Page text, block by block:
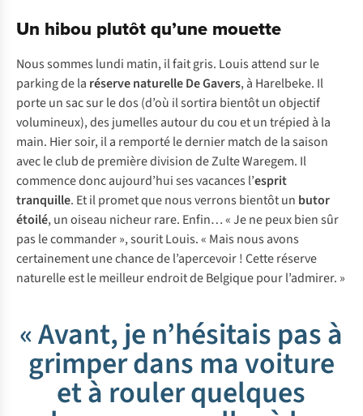
Un hibou plutôt qu’une mouette
Nous sommes lundi matin, il fait gris. Louis attend sur le
parking de la réserve naturelle De Gavers, à Harelbeke. Il
porte un sac sur le dos (d’où il sortira bientôt un objectif
volumineux), des jumelles autour du cou et un trépied à la
main. Hier soir, il a remporté le dernier match de la saison
avec le club de première division de Zulte Waregem. Il
commence donc aujourd’hui ses vacances l’esprit
tranquille. Et il promet que nous verrons bientôt un butor
étoilé, un oiseau nicheur rare. Enfin… « Je ne peux bien sûr
pas le commander », sourit Louis. « Mais nous avons
certainement une chance de l’apercevoir ! Cette réserve
naturelle est le meilleur endroit de Belgique pour l’admirer. »
« Avant, je n’hésitais pas à
grimper dans ma voiture
et à rouler quelques